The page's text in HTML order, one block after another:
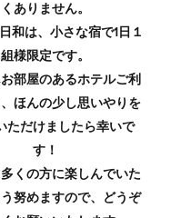
くありません。
和は、小さな宿で1日１
組様限定です。
部屋のあるホテルご利
ほんの少し思いやりを
ただけましたら幸いで
す！
くの方に楽しんでいた
努めますので、どうぞ